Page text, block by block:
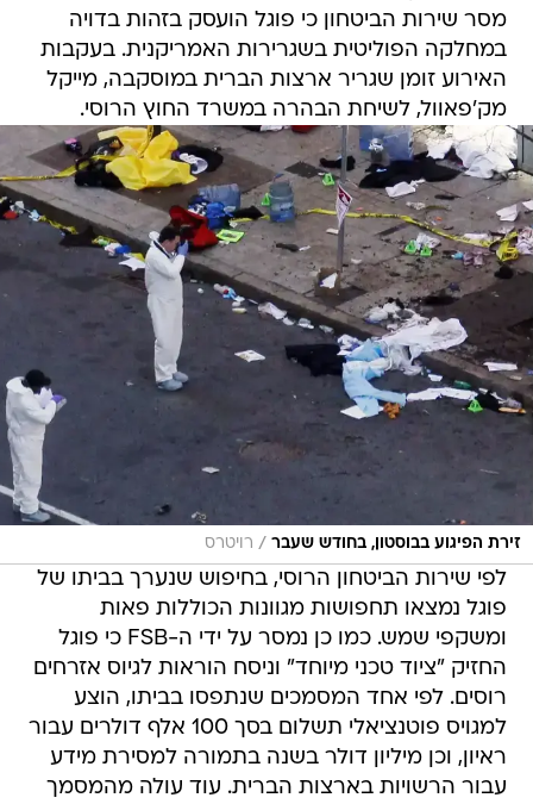
מסר שירות הביטחון כי פוגל הועסק בזהות בדויה
במחלקה הפוליטית בשגרירות האמריקנית. בעקבות
האירוע זומן שגריר ארצות הברית במוסקבה, מייקל
מק'פאוול, לשיחת הבהרה במשרד החוץ הרוסי.
זירת הפיגוע בבוסטון, בחודש שעבר / רויטרס
לפי שירות הביטחון הרוסי, בחיפוש שנערך בביתו של
פוגל נמצאו תחפושות מגוונות הכוללות פאות
ומשקפי שמש. כמו כן נמסר על ידי ה-FSB כי פוגל
החזיק "ציוד טכני מיוחד" וניסח הוראות לגיוס אזרחים
רוסים. לפי אחד המסמכים שנתפסו בביתו, הוצע
למגויס פוטנציאלי תשלום בסך 100 אלף דולרים עבור
ראיון, וכן מיליון דולר בשנה בתמורה למסירת מידע
עבור הרשויות בארצות הברית. עוד עולה מהמסמך